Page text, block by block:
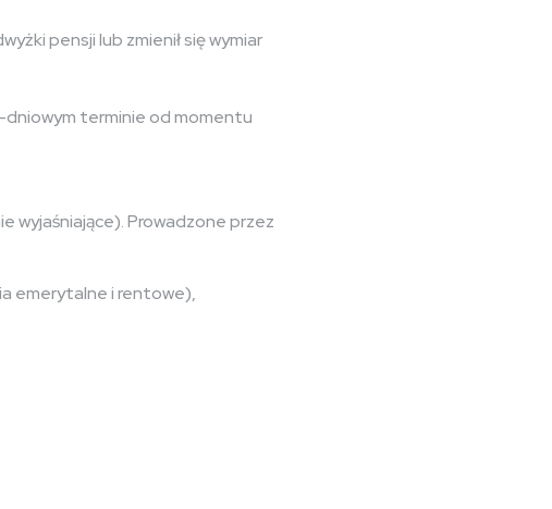
pensji lub zmienił się wymiar
dniowym terminie od momentu
wyjaśniające). Prowadzone przez
emerytalne i rentowe),